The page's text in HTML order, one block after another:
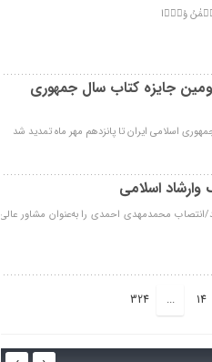
وُدࣰّا
جایزه کتاب سال جمهوری
اسلامی ایران تا پانزدهم مهر ماه تمدید شد
وارشاد اسلامی
محمدمهدی احمدی را به‌عنوان مشاور عالی
14
...
324